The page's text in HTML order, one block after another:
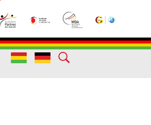
Santa
Cruz
de
Excelencia
Useful